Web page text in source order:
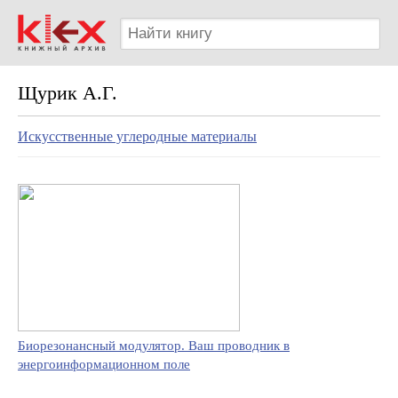
Щурик А.Г.
Искусственные углеродные материалы
Биорезонансный модулятор. Ваш проводник в
энергоинформационном поле